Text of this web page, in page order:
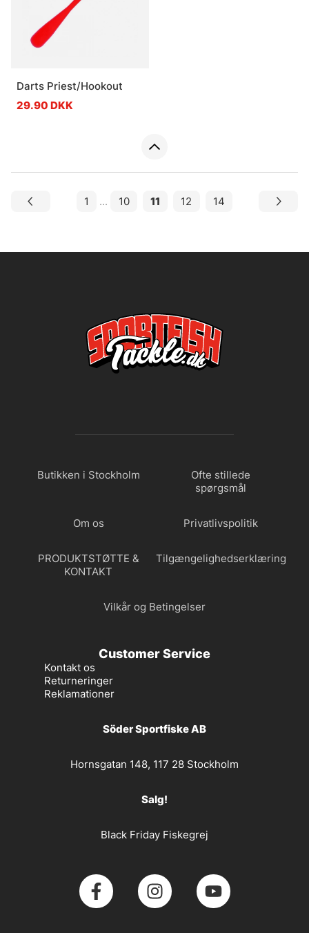
Darts Priest/Hookout
29.90 DKK
1 ... 10 11 12 14
Butikken i Stockholm
Ofte stillede
spørgsmål
Om os Privatlivspolitik
PRODUKTSTØTTE &
KONTAKT
Tilgængelighedserklæring
Vilkår og Betingelser
Customer Service
Kontakt os
Returneringer
Reklamationer
Söder Sportfiske AB
Hornsgatan 148, 117 28 Stockholm
Salg!
Black Friday Fiskegrej